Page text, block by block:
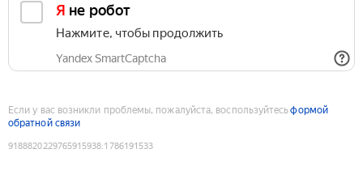
Я не робот
Нажмите, чтобы продолжить
Yandex SmartCaptcha
Если у вас возникли проблемы, пожалуйста, воспользуйтесьформой
обратной связи
9188820229765915938:1786191533